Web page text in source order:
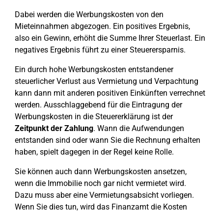
Dabei werden die Werbungskosten von den
Mieteinnahmen abgezogen. Ein positives Ergebnis,
also ein Gewinn, erhöht die Summe Ihrer Steuerlast. Ein
negatives Ergebnis führt zu einer Steuerersparnis.
Ein durch hohe Werbungskosten entstandener
steuerlicher Verlust aus Vermietung und Verpachtung
kann dann mit anderen positiven Einkünften verrechnet
werden. Ausschlaggebend für die Eintragung der
Werbungskosten in die Steuererklärung ist der
Zeitpunkt der Zahlung. Wann die Aufwendungen
entstanden sind oder wann Sie die Rechnung erhalten
haben, spielt dagegen in der Regel keine Rolle.
Sie können auch dann Werbungskosten ansetzen,
wenn die Immobilie noch gar nicht vermietet wird.
Dazu muss aber eine Vermietungsabsicht vorliegen.
Wenn Sie dies tun, wird das Finanzamt die Kosten